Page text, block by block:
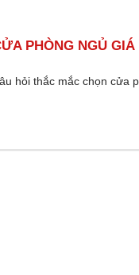
PHÒNG NGỦ GIÁ
hỏi thắc mắc chọn cửa